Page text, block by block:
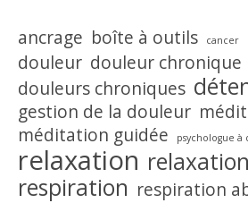
ancrage boîte à outils cancer
douleur douleur chronique
douleurs chroniques
gestion de la douleur
méditation guidée
psychologue à
relaxation
respiration respiration